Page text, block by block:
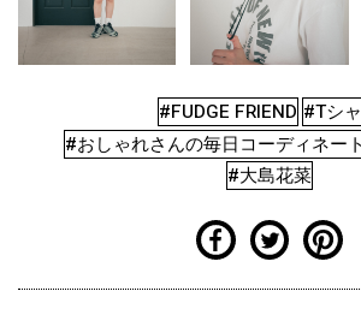
#FUDGE FRIEND #Tシ
#おしゃれさんの毎日コーディネート
#大島花菜